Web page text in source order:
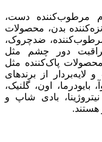
مرطوب‌کننده دست،
بدن، محصولات
ضدچروک،
دور چشم مثل
پاک‌کننده مثل
لایه‌بردار از برندهای
بایودرما، اون، گلنیک،
بادی‌ شاپ و